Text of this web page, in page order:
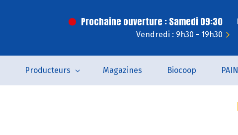
Prochaine ouverture : Samedi 09:30
Vendredi : 9h30 - 19h30
Producteurs Magazines Biocoop PAIN